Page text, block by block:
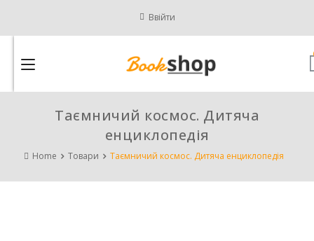
Ввійти
Таємничий космос. Дитяча
енциклопедія
Home Товари Таємничий космос. Дитяча енциклопедія